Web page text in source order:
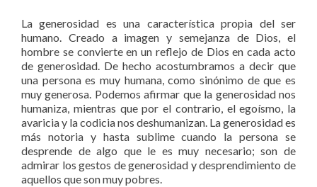
La generosidad es una característica propia del ser
humano. Creado a imagen y semejanza de Dios, el
hombre se convierte en un reflejo de Dios en cada acto
de generosidad. De hecho acostumbramos a decir que
una persona es muy humana, como sinónimo de que es
muy generosa. Podemos afirmar que la generosidad nos
humaniza, mientras que por el contrario, el egoísmo, la
avaricia y la codicia nos deshumanizan. La generosidad es
más notoria y hasta sublime cuando la persona se
desprende de algo que le es muy necesario; son de
admirar los gestos de generosidad y desprendimiento de
aquellos que son muy pobres.